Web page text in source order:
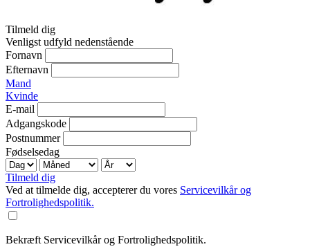
Tilmeld dig
Venligst udfyld nedenstående
Fornavn
Efternavn
Mand
Kvinde
E-mail
Adgangskode
Postnummer
Fødselsedag
Tilmeld dig
Ved at tilmelde dig, accepterer du vores Servicevilkår og
Fortrolighedspolitik.
Bekræft Servicevilkår og Fortrolighedspolitik.